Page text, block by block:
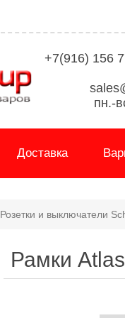
+7(916) 156
пн.-
Доставка
Розетки и выключатели
Рамки